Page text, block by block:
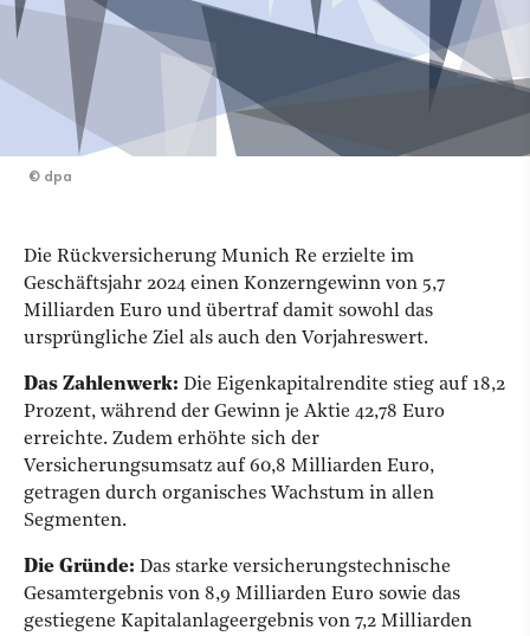
© dpa
Die Rückversicherung Munich Re erzielte im
Geschäftsjahr 2024 einen Konzerngewinn von 5,7
Milliarden Euro und übertraf damit sowohl das
ursprüngliche Ziel als auch den Vorjahreswert.
Das Zahlenwerk: Die Eigenkapitalrendite stieg auf 18,2
Prozent, während der Gewinn je Aktie 42,78 Euro
erreichte. Zudem erhöhte sich der
Versicherungsumsatz auf 60,8 Milliarden Euro,
getragen durch organisches Wachstum in allen
Segmenten.
Die Gründe: Das starke versicherungstechnische
Gesamtergebnis von 8,9 Milliarden Euro sowie das
gestiegene Kapitalanlageergebnis von 7,2 Milliarden